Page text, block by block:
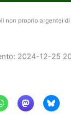
non proprio argentei di
2024-12-25